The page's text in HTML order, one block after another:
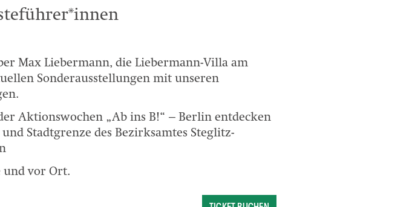
Max Liebermann, die Liebermann-Villa am
Sonderausstellungen mit unseren
Aktionswochen „Ab ins B!“ – Berlin entdecken
Stadtgrenze des Bezirksamtes Steglitz-
und vor Ort.